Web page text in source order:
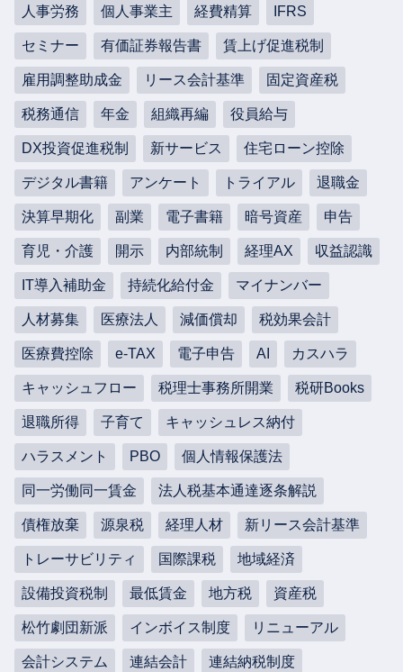
人事労務 個人事業主 経費精算 IFRS
セミナー 有価証券報告書 賃上げ促進税制
雇用調整助成金 リース会計基準 固定資産税
税務通信 年金 組織再編 役員給与
DX投資促進税制 新サービス 住宅ローン控除
デジタル書籍 アンケート トライアル 退職金
決算早期化 副業 電子書籍 暗号資産 申告
育児・介護 開示 内部統制 経理AX 収益認識
IT導入補助金 持続化給付金 マイナンバー
人材募集 医療法人 減価償却 税効果会計
医療費控除 e-TAX 電子申告 AI カスハラ
キャッシュフロー 税理士事務所開業 税研Books
退職所得 子育て キャッシュレス納付
ハラスメント PBO 個人情報保護法
同一労働同一賃金 法人税基本通達逐条解説
債権放棄 源泉税 経理人材 新リース会計基準
トレーサビリティ 国際課税 地域経済
設備投資税制 最低賃金 地方税 資産税
松竹劇団新派 インボイス制度 リニューアル
会計システム 連結会計 連結納税制度